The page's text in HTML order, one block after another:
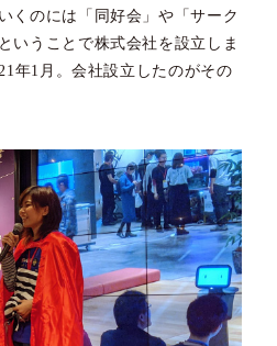
くのには「同好会」や「サーク
いうことで株式会社を設立しま
年1月。会社設立したのがその